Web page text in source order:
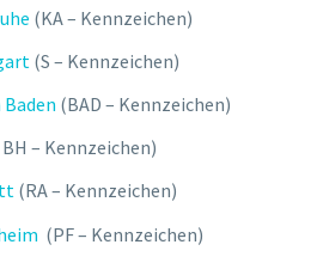
(KA – Kennzeichen)
(S – Kennzeichen)
(BAD – Kennzeichen)
– Kennzeichen)
(RA – Kennzeichen)
(PF – Kennzeichen)